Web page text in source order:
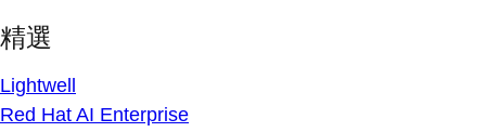
精選
Lightwell
Red Hat AI Enterprise